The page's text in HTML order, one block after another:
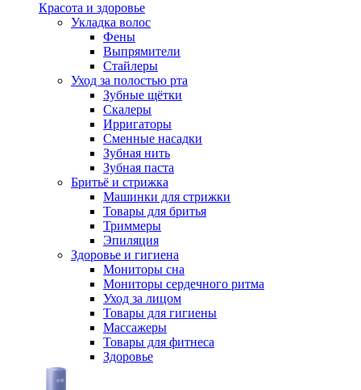
Красота и здоровье
Укладка волос
Фены
Выпрямители
Стайлеры
Уход за полостью рта
Зубные щётки
Скалеры
Ирригаторы
Сменные насадки
Зубная нить
Зубная паста
Бритьё и стрижка
Машинки для стрижки
Товары для бритья
Триммеры
Эпиляция
Здоровье и гигиена
Мониторы сна
Мониторы сердечного ритма
Уход за лицом
Товары для гигиены
Массажеры
Товары для фитнеса
Здоровье